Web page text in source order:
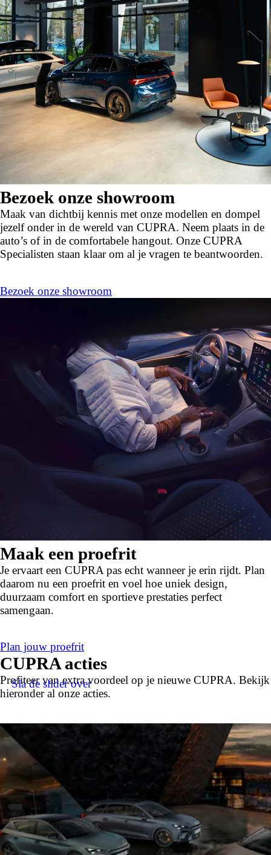
Bezoek onze showroom
Maak van dichtbij kennis met onze modellen en dompel
jezelf onder in de wereld van CUPRA. Neem plaats in de
auto’s of in de comfortabele hangout. Onze CUPRA
Specialisten staan klaar om al je vragen te beantwoorden.
Bezoek onze showroom
Maak een proefrit
Je ervaart een CUPRA pas echt wanneer je erin rijdt. Plan
daarom nu een proefrit en voel hoe uniek design,
duurzaam comfort en sportieve prestaties perfect
samengaan.
Plan jouw proefrit
CUPRA acties
Profiteer van extra voordeel op je nieuwe CUPRA. Bekijk
hieronder al onze acties.
Sla de slider over